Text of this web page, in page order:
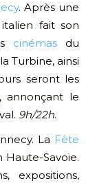
. Après une
fait son
cinémas du
Turbine, ainsi
seront les
annonçant le
9h/22h.
La Fête
Savoie.
expositions,